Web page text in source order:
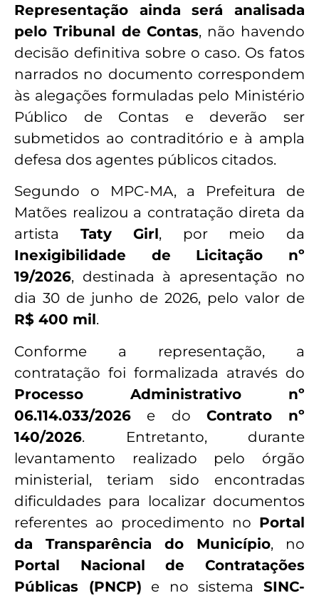
Representação ainda será analisada
pelo Tribunal de Contas, não havendo
decisão definitiva sobre o caso. Os fatos
narrados no documento correspondem
às alegações formuladas pelo Ministério
Público de Contas e deverão ser
submetidos ao contraditório e à ampla
defesa dos agentes públicos citados.
Segundo o MPC-MA, a Prefeitura de
Matões realizou a contratação direta da
artista Taty Girl, por meio da
Inexigibilidade de Licitação nº
19/2026, destinada à apresentação no
dia 30 de junho de 2026, pelo valor de
R$ 400 mil.
Conforme a representação, a
contratação foi formalizada através do
Processo Administrativo nº
06.114.033/2026 e do Contrato nº
140/2026. Entretanto, durante
levantamento realizado pelo órgão
ministerial, teriam sido encontradas
dificuldades para localizar documentos
referentes ao procedimento no Portal
da Transparência do Município, no
Portal Nacional de Contratações
Públicas (PNCP) e no sistemaSINC-